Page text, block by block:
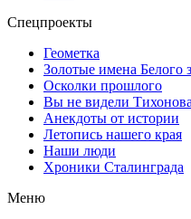
Спецпроекты
Геометка
Золотые имена Белого
Осколки прошлого
Вы не видели
Анекдоты от истории
Летопись нашего края
Наши люди
Хроники Сталинграда
Меню